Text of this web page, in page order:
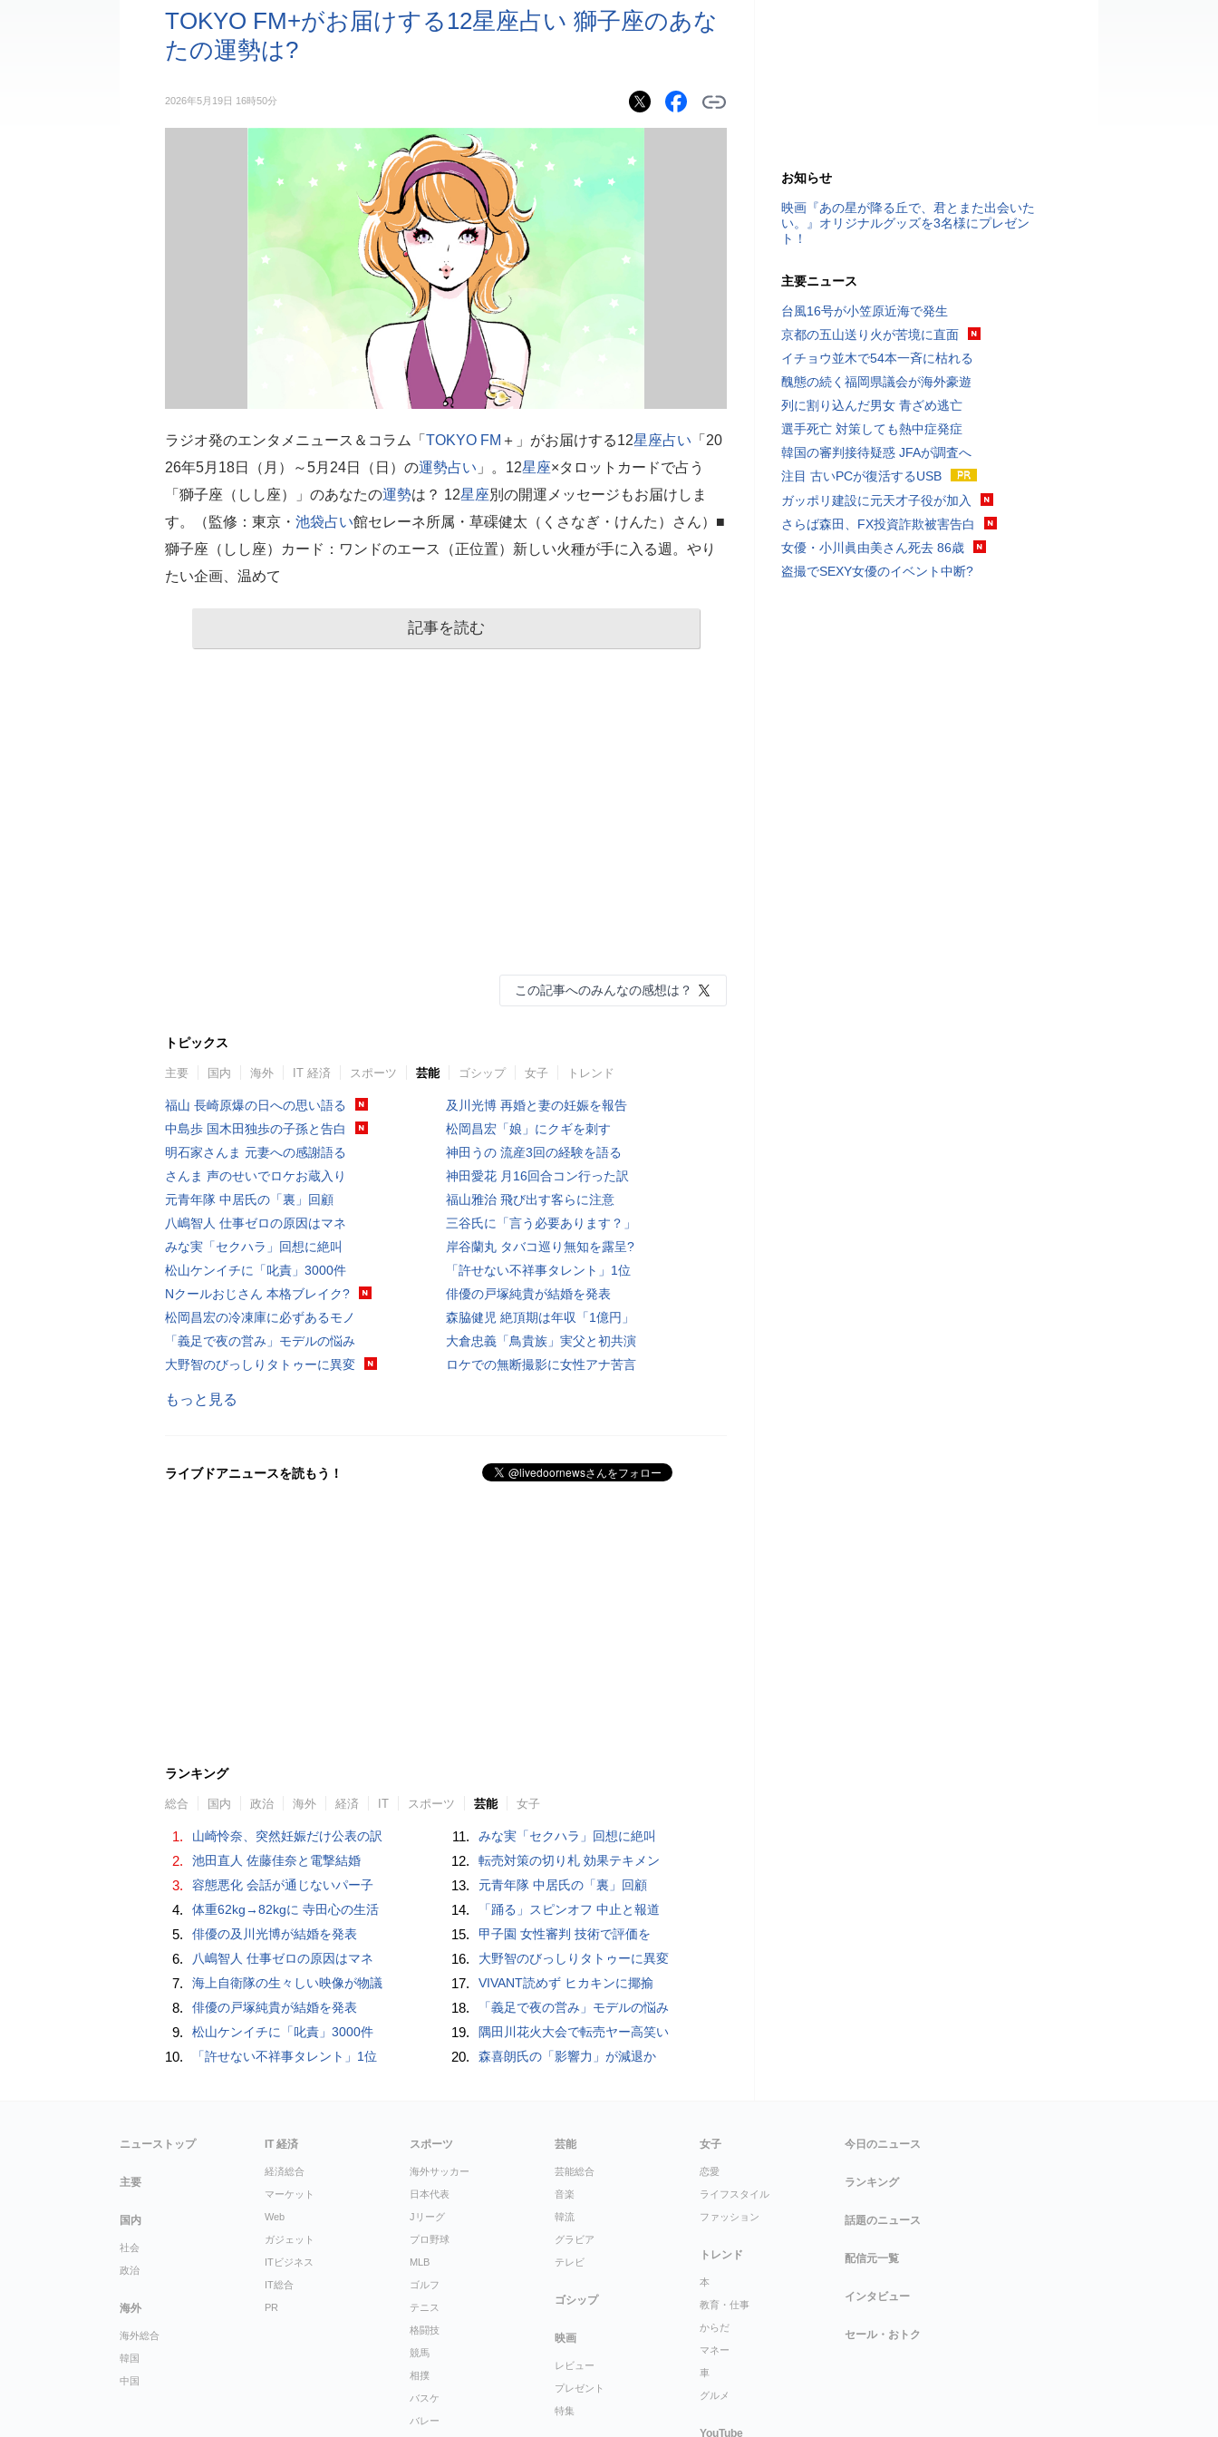
TOKYO FM+がお届けする12星座占い 獅子座のあな
たの運勢は?
2026年5月19日 16時50分
ラジオ発のエンタメニュース＆コラム「 TOKYO FM ＋」がお届けする12星座占い 「20
26年5月18日（月）～5月24日（日）の運勢占い 」。12星座×タロットカードで占う
「獅子座（しし座）」のあなたの運勢は？ 12星座別の開運メッセージもお届けしま
す。（監修：東京・ 池袋占い館セレーネ所属・草磲健太（くさなぎ・けんた）さん）■
獅子座（しし座）カード：ワンドのエース（正位置）新しい火種が手に入る週。やり
たい企画、温めて
記事を読む
この記事へのみんなの感想は？
トピックス
主要 国内 海外 IT 経済 スポーツ 芸能 ゴシップ 女子 トレンド
福山 長崎原爆の日への思い語る
中島歩 国木田独歩の子孫と告白
明石家さんま 元妻への感謝語る
さんま 声のせいでロケお蔵入り
元青年隊 中居氏の「裏」回顧
八嶋智人 仕事ゼロの原因はマネ
みな実「セクハラ」回想に絶叫
松山ケンイチに「叱責」3000件
Nクールおじさん 本格ブレイク?
松岡昌宏の冷凍庫に必ずあるモノ
「義足で夜の営み」モデルの悩み
大野智のびっしりタトゥーに異変
及川光博 再婚と妻の妊娠を報告
松岡昌宏「娘」にクギを刺す
神田うの 流産3回の経験を語る
神田愛花 月16回合コン行った訳
福山雅治 飛び出す客らに注意
三谷氏に「言う必要あります？」
岸谷蘭丸 タバコ巡り無知を露呈?
「許せない不祥事タレント」1位
俳優の戸塚純貴が結婚を発表
森脇健児 絶頂期は年収「1億円」
大倉忠義「鳥貴族」実父と初共演
ロケでの無断撮影に女性アナ苦言
もっと見る
ライブドアニュースを読もう！
ランキング
総合 国内 政治 海外 経済 IT スポーツ 芸能 女子
1. 山崎怜奈、突然妊娠だけ公表の訳
2. 池田直人 佐藤佳奈と電撃結婚
3. 容態悪化 会話が通じないパー子
4. 体重62kg→82kgに 寺田心の生活
5. 俳優の及川光博が結婚を発表
6. 八嶋智人 仕事ゼロの原因はマネ
7. 海上自衛隊の生々しい映像が物議
8. 俳優の戸塚純貴が結婚を発表
9. 松山ケンイチに「叱責」3000件
10. 「許せない不祥事タレント」1位
11. みな実「セクハラ」回想に絶叫
12. 転売対策の切り札 効果テキメン
13. 元青年隊 中居氏の「裏」回顧
14. 「踊る」スピンオフ 中止と報道
15. 甲子園 女性審判 技術で評価を
16. 大野智のびっしりタトゥーに異変
17. VIVANT読めず ヒカキンに揶揄
18. 「義足で夜の営み」モデルの悩み
19. 隅田川花火大会で転売ヤー高笑い
20. 森喜朗氏の「影響力」が減退か
お知らせ
映画『あの星が降る丘で、君とまた出会いた
い。』オリジナルグッズを3名様にプレゼン
ト！
主要ニュース
台風16号が小笠原近海で発生
京都の五山送り火が苦境に直面
イチョウ並木で54本一斉に枯れる
醜態の続く福岡県議会が海外豪遊
列に割り込んだ男女 青ざめ逃亡
選手死亡 対策しても熱中症発症
韓国の審判接待疑惑 JFAが調査へ
注目 古いPCが復活するUSB
ガッポリ建設に元天才子役が加入
さらば森田、FX投資詐欺被害告白
女優・小川眞由美さん死去 86歳
盗撮でSEXY女優のイベント中断?
ニューストップ
主要
国内
社会
政治
海外
海外総合
韓国
中国
IT 経済
経済総合
マーケット
Web
ガジェット
ITビジネス
IT総合
PR
スポーツ
海外サッカー
日本代表
Jリーグ
プロ野球
MLB
ゴルフ
テニス
格闘技
競馬
相撲
バスケ
バレー
芸能
芸能総合
音楽
韓流
グラビア
テレビ
ゴシップ
映画
レビュー
プレゼント
特集
女子
恋愛
ライフスタイル
ファッション
トレンド
本
教育・仕事
からだ
マネー
車
グルメ
YouTube
今日のニュース
ランキング
話題のニュース
配信元一覧
インタビュー
セール・おトク